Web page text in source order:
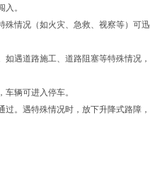
。
殊情况（如火灾、急救、视察等）可迅
遇道路施工、道路阻塞等特殊情况，
辆可进入停车。
。遇特殊情况时，放下升降式路障，